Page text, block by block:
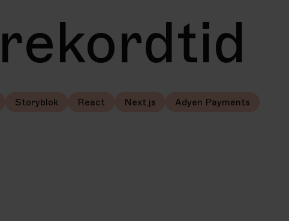
Storyblok React Next.js
Adyen Payments